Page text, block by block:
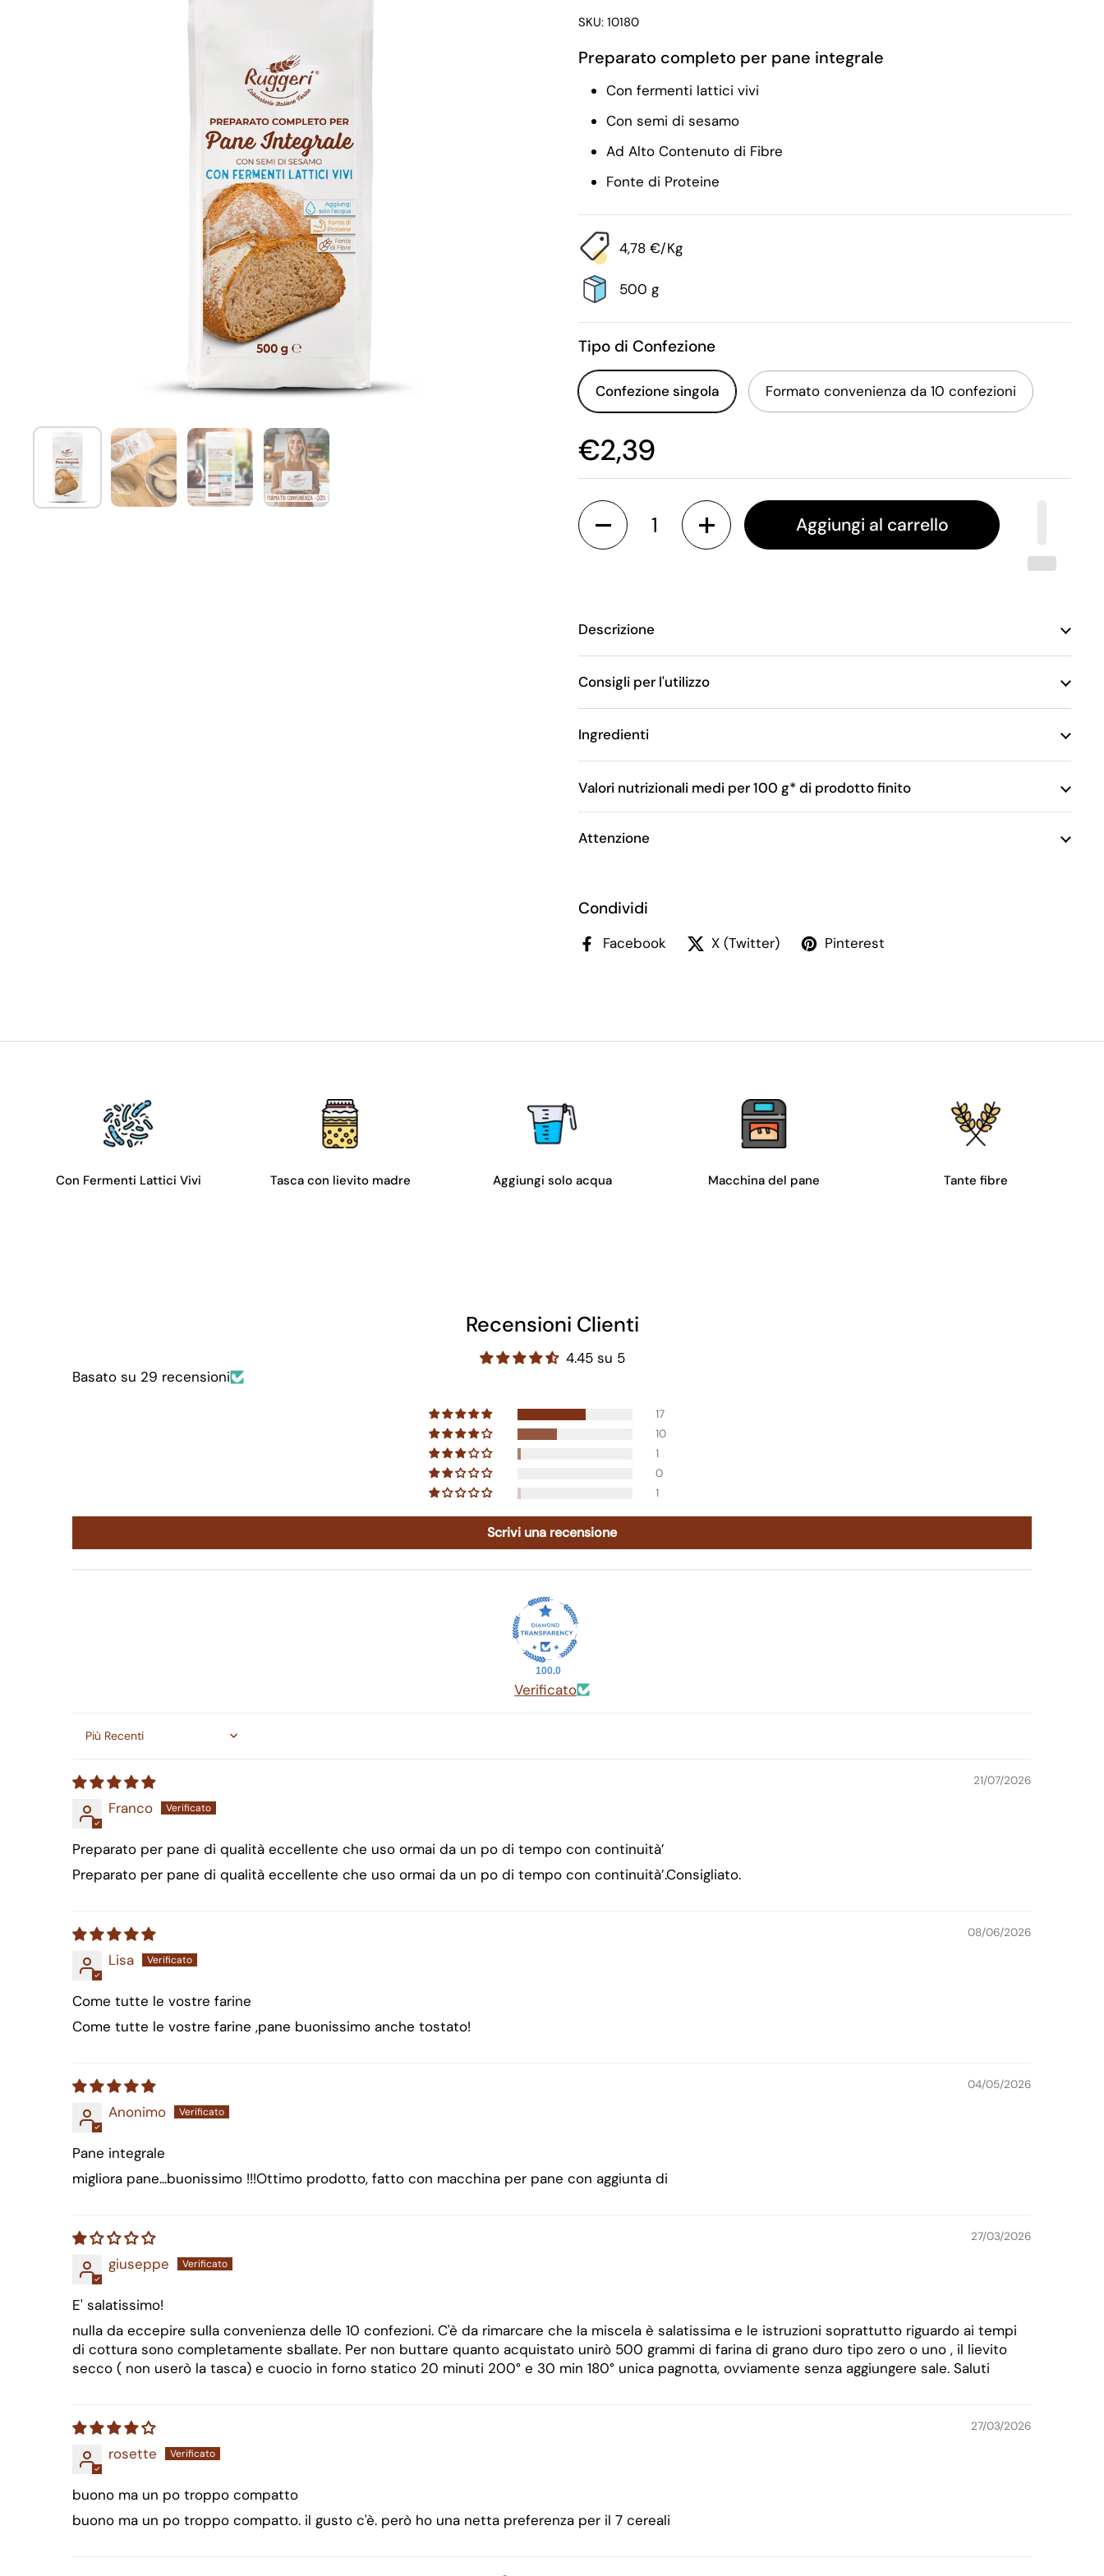
SKU: 10180
Preparato completo per pane integrale
Con fermenti lattici vivi
Con semi di sesamo
Ad Alto Contenuto di Fibre
Fonte di Proteine
4,78 €/Kg
500 g
Tipo di Confezione
Confezione singola Formato convenienza da 10 confezioni
€2,39
Quantità
Aggiungi al carrello
Descrizione
Consigli per l'utilizzo
Ingredienti
Valori nutrizionali medi per 100 g* di prodotto finito
Attenzione
Condividi
Facebook X (Twitter) Pinterest
Con Fermenti Lattici Vivi Tasca con lievito madre Aggiungi solo acqua Macchina del pane Tante fibre
Recensioni Clienti
4.45 su 5
Basato su 29 recensioni
17
10
1
0
1
Scrivi una recensione
100.0
Verificato
Sort by
21/07/2026
Franco
Preparato per pane di qualità eccellente che uso ormai da un po di tempo con continuità’
Preparato per pane di qualità eccellente che uso ormai da un po di tempo con continuità’.Consigliato.
08/06/2026
Lisa
Come tutte le vostre farine
Come tutte le vostre farine ,pane buonissimo anche tostato!
04/05/2026
Anonimo
Pane integrale
migliora pane...buonissimo !!!Ottimo prodotto, fatto con macchina per pane con aggiunta di
27/03/2026
giuseppe
E' salatissimo!
nulla da eccepire sulla convenienza delle 10 confezioni. C'è da rimarcare che la miscela è salatissima e le istruzioni soprattutto riguardo ai tempi
di cottura sono completamente sballate. Per non buttare quanto acquistato unirò 500 grammi di farina di grano duro tipo zero o uno , il lievito
secco ( non userò la tasca) e cuocio in forno statico 20 minuti 200° e 30 min 180° unica pagnotta, ovviamente senza aggiungere sale. Saluti
27/03/2026
rosette
buono ma un po troppo compatto
buono ma un po troppo compatto. il gusto c'è. però ho una netta preferenza per il 7 cereali